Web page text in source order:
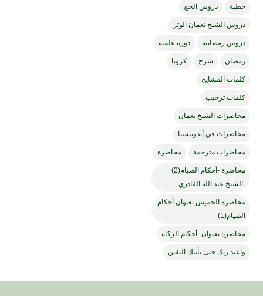
خطبة دروس الحج
دروس الشيخ نعمان الوتر
دروس رمضانية دورة علمية
رمضان شرح كرونا
كلمات المشايخ
كلمات ترحيب
محاضرات الشيخ نعمان
محاضرات في أندونيسيا
محاضرات مترجمة محاضرة
محاضرة -أحكام الصيام(2)
-الشيخ عبد الله القادري
محاضرة الخميس بعنوان أحكام
الصيام(1)
محاضرة بعنوان -أحكام الزكاة
واعبد ربك حتى يأتيك اليقين